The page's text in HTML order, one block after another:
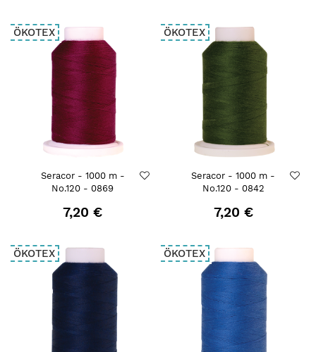
ÖKOTEX
Seracor - 1000 m -
No.120 - 0869
7,20 €
ÖKOTEX
Seracor - 1000 m -
No.120 - 0842
7,20 €
ÖKOTEX ÖKOTEX